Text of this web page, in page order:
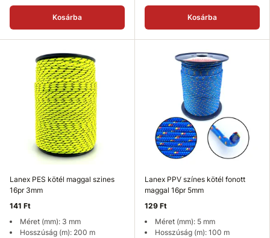
Kosárba Kosárba
Lanex PES kötél maggal szines
16pr 3mm
141 Ft
Méret (mm): 3 mm
Hosszúság (m): 200 m
Lanex PPV színes kötél fonott
maggal 16pr 5mm
129 Ft
Méret (mm): 5 mm
Hosszúság (m): 100 m